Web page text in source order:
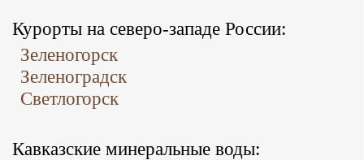
Курорты на северо-западе России:
Зеленогорск
Зеленоградск
Светлогорск
Кавказские минеральные воды: